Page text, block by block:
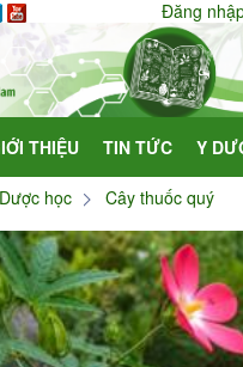
Đăng
THIỆU TIN TỨC Y
học Cây thuốc quý